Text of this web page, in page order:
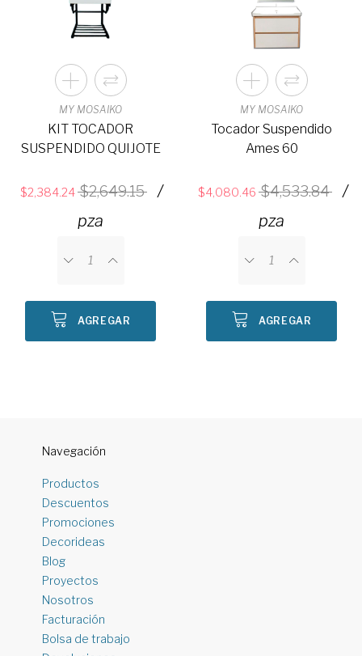
MY MOSAIKO
KIT TOCADOR
SUSPENDIDO QUIJOTE
2,384.24 2,649.15
/
pza
AGREGAR
MY MOSAIKO
Tocador Suspendido
Ames 60
4,080.46 4,533.84
/
pza
AGREGAR
Navegación
Productos
Descuentos
Promociones
Decorideas
Blog
Proyectos
Nosotros
Facturación
Bolsa de trabajo